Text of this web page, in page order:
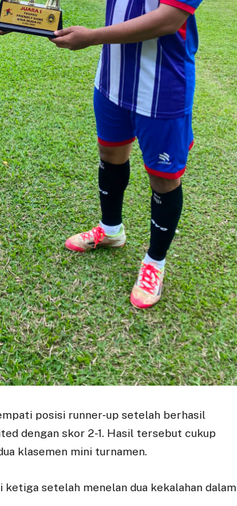
posisi runner-up setelah berhasil
dengan skor 2-1. Hasil tersebut cukup
klasemen mini turnamen.
setelah menelan dua kekalahan dalam